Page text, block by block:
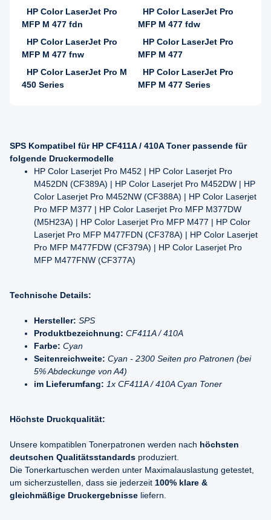
HP Color LaserJet Pro
MFP M 477 fdn
HP Color LaserJet Pro
MFP M 477 fdw
HP Color LaserJet Pro
MFP M 477 fnw
HP Color LaserJet Pro
MFP M 477
HP Color LaserJet Pro M
450 Series
HP Color LaserJet Pro
MFP M 477 Series
SPS Kompatibel für HP CF411A / 410A Toner passende für
folgende Druckermodelle
HP Color Laserjet Pro M452 | HP Color Laserjet Pro
M452DN (CF389A) | HP Color Laserjet Pro M452DW | HP
Color Laserjet Pro M452NW (CF388A) | HP Color Laserjet
Pro MFP M377 | HP Color Laserjet Pro MFP M377DW
(M5H23A) | HP Color Laserjet Pro MFP M477 | HP Color
Laserjet Pro MFP M477FDN (CF378A) | HP Color Laserjet
Pro MFP M477FDW (CF379A) | HP Color Laserjet Pro
MFP M477FNW (CF377A)
Technische Details:
Hersteller: SPS
Produktbezeichnung: CF411A / 410A
Farbe: Cyan
Seitenreichweite: Cyan - 2300 Seiten pro Patronen (bei
5% Abdeckunge von A4)
im Lieferumfang: 1x CF411A / 410A Cyan Toner
Höchste Druckqualität:
Unsere kompatiblen Tonerpatronen werden nach höchsten
deutschen Qualitätsstandards produziert.
Die Tonerkartuschen werden unter Maximalauslastung getestet,
um sicherzustellen, dass sie jederzeit 100% klare &
gleichmäßige Druckergebnisse liefern.